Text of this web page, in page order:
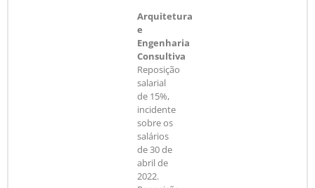
Arquitetura
e
Engenharia
Consultiva
Reposição
salarial
de 15%,
incidente
sobre os
salários
de 30 de
abril de
2022.